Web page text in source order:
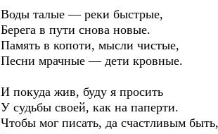
Воды талые — реки быстрые,
Берега в пути снова новые.
Память в копоти, мысли чистые,
Песни мрачные — дети кровные.
И покуда жив, буду я просить
У судьбы своей, как на паперти.
Чтобы мог писать, да счастливым быть,